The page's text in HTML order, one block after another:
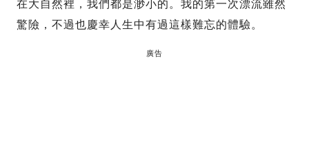
在大自然裡，我們都是渺小的。我的第一次漂流雖然
驚險，不過也慶幸人生中有過這樣難忘的體驗。
廣告